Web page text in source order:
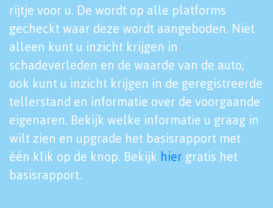
rijtje voor u. De wordt op alle platforms
gecheckt waar deze wordt aangeboden. Niet
alleen kunt u inzicht krijgen in
schadeverleden en de waarde van de auto,
ook kunt u inzicht krijgen in de geregistreerde
tellerstand en informatie over de voorgaande
eigenaren. Bekijk welke informatie u graag in
wilt zien en upgrade het basisrapport met
één klik op de knop. Bekijk hier gratis het
basisrapport.